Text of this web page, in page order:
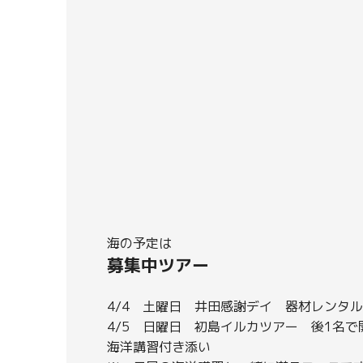
海の予定は
募集中ツアー
4/4 土曜日 井田感謝デイ 器材レンタ
4/5 日曜日 初島イルカツアー 後1名で
海洋講習付き添い